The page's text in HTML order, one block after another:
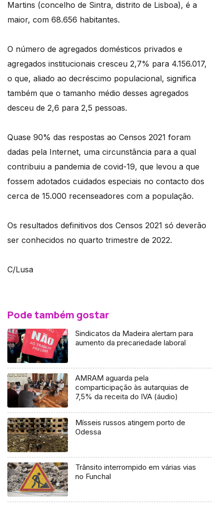
Martins (concelho de Sintra, distrito de Lisboa), é a
maior, com 68.656 habitantes.
O número de agregados domésticos privados e
agregados institucionais cresceu 2,7% para 4.156.017,
o que, aliado ao decréscimo populacional, significa
também que o tamanho médio desses agregados
desceu de 2,6 para 2,5 pessoas.
Quase 90% das respostas ao Censos 2021 foram
dadas pela Internet, uma circunstância para a qual
contribuiu a pandemia de covid-19, que levou a que
fossem adotados cuidados especiais no contacto dos
cerca de 15.000 recenseadores com a população.
Os resultados definitivos dos Censos 2021 só deverão
ser conhecidos no quarto trimestre de 2022.
C/Lusa
Pode também gostar
Sindicatos da Madeira alertam para
aumento da precariedade laboral
AMRAM aguarda pela
comparticipação às autarquias de
7,5% da receita do IVA (áudio)
Mísseis russos atingem porto de
Odessa
Trânsito interrompido em várias vias
no Funchal